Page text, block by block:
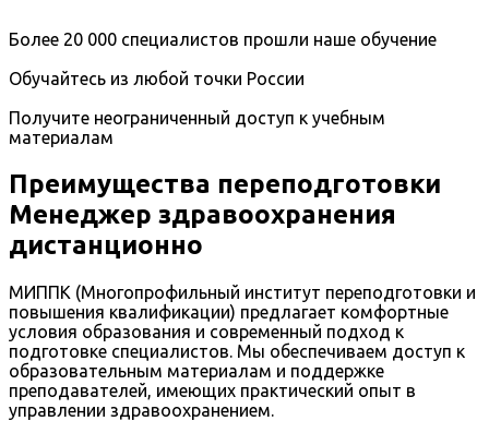
Более 20 000 специалистов прошли наше обучение
Обучайтесь из любой точки России
Получите неограниченный доступ к учебным
материалам
Преимущества переподготовки
Менеджер здравоохранения
дистанционно
МИППК (Многопрофильный институт переподготовки и
повышения квалификации) предлагает комфортные
условия образования и современный подход к
подготовке специалистов. Мы обеспечиваем доступ к
образовательным материалам и поддержке
преподавателей, имеющих практический опыт в
управлении здравоохранением.